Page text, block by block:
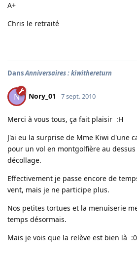
A+
Chris le retraité
DansAnniversaires : kiwithereturn
N Nory_01 7 sept. 2010
Merci à vous tous, ça fait plaisir :H
J'ai eu la surprise de Mme Kiwi d'une
pour un vol en montgolfière au
décollage.
Effectivement je passe encore de
vent, mais je ne participe plus.
Nos petites tortues et la menuiserie
temps désormais.
Mais je vois que la relève est bien là